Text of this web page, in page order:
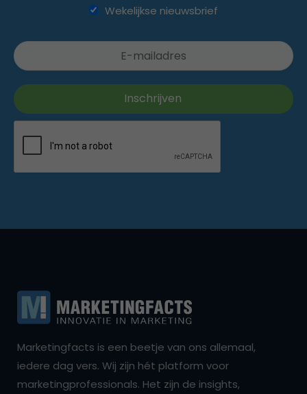
Wekelijkse nieuwsbrief
Marketingfacts is een beetje van ons allemaal,
iedere dag vers. Wij zijn hét platform voor
marketingprofessionals. Het zijn de insights,